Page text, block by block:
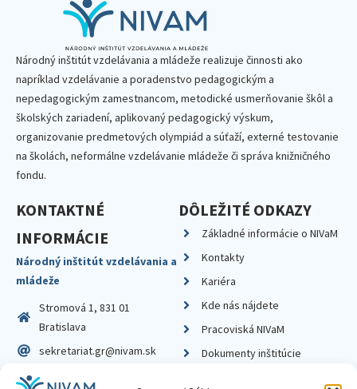
Národný inštitút vzdelávania a mládeže realizuje činnosti ako
napríklad vzdelávanie a poradenstvo pedagogickým a
nepedagogickým zamestnancom, metodické usmerňovanie škôl a
školských zariadení, aplikovaný pedagogický výskum,
organizovanie predmetových olympiád a súťaží, externé testovanie
na školách, neformálne vzdelávanie mládeže či správa knižničného
fondu.
KONTAKTNÉ
INFORMÁCIE
Národný inštitút vzdelávania a
mládeže
Stromová 1, 831 01
Bratislava
sekretariat.gr@nivam.sk
IČO: 00164348
DÔLEŽITÉ ODKAZY
Základné informácie o NIVaM
Kontakty
Kariéra
Kde nás nájdete
Pracoviská NIVaM
Dokumenty inštitúcie